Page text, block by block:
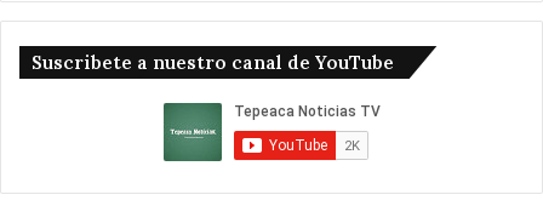
Suscribete a nuestro canal de YouTube